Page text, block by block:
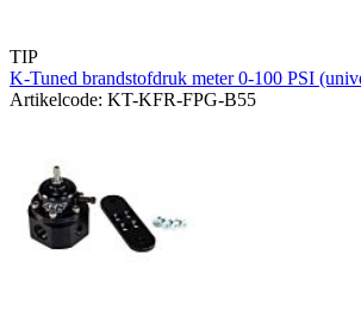
TIP
K-Tuned brandstofdruk meter 0-100 PSI
Artikelcode: KT-KFR-FPG-B55